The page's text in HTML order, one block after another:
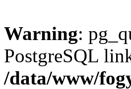
Warning:
PostgreSQL
/data/www/